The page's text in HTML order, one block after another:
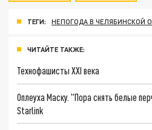
ТЕГИ: НЕПОГОДА В ЧЕЛЯБИНСКОЙ
ЧИТАЙТЕ ТАКЖЕ:
Технофашисты XXI века
Оплеуха Маску. "Пора снять белые
Starlink